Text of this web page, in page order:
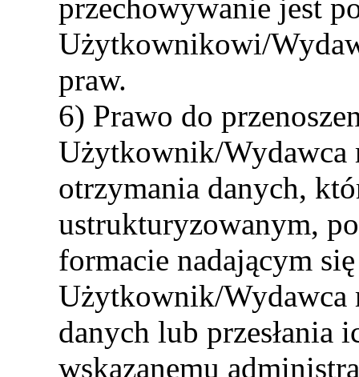
przechowywanie jest
Użytkownikowi/
praw.
6) Prawo do
Użytkownik/Wydawca
otrzymania danych,
ustrukturyzowanym,
formacie nadającym
Użytkownik/Wydawca
danych lub przesłania
wskazanemu